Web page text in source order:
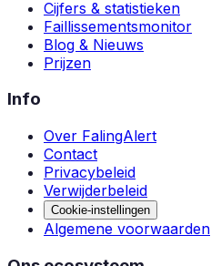
Cijfers & statistieken
Faillissementsmonitor
Blog & Nieuws
Prijzen
Info
Over FalingAlert
Contact
Privacybeleid
Verwijderbeleid
Cookie-instellingen
Algemene voorwaarden